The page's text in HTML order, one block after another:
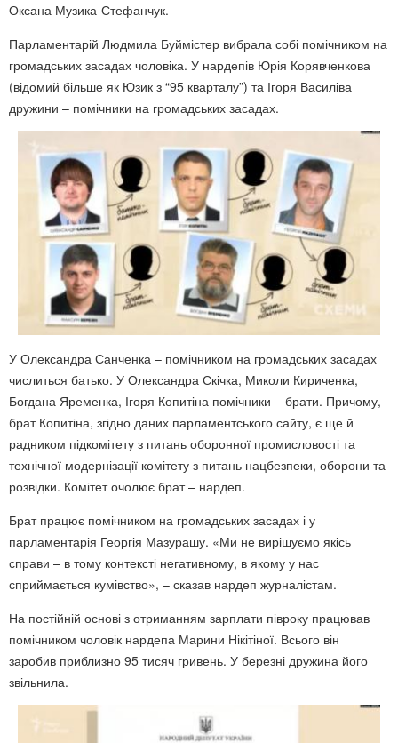
Оксана Музика-Стефанчук.
Парламентарій Людмила Буймістер вибрала собі помічником на
громадських засадах чоловіка. У нардепів Юрія Корявченкова
(відомий більше як Юзик з “95 кварталу”) та Ігоря Василіва
дружини – помічники на громадських засадах.
У Олександра Санченка – помічником на громадських засадах
числиться батько. У Олександра Скічка, Миколи Кириченка,
Богдана Яременка, Ігоря Копитіна помічники – брати. Причому,
брат Копитіна, згідно даних парламентського сайту, є ще й
радником підкомітету з питань оборонної промисловості та
технічної модернізації комітету з питань нацбезпеки, оборони та
розвідки. Комітет очолює брат – нардеп.
Брат працює помічником на громадських засадах і у
парламентарія Георгія Мазурашу. «Ми не вирішуємо якісь
справи – в тому контексті негативному, в якому у нас
сприймається кумівство», – сказав нардеп журналістам.
На постійній основі з отриманням зарплати півроку працював
помічником чоловік нардепа Марини Нікітіної. Всього він
заробив приблизно 95 тисяч гривень. У березні дружина його
звільнила.